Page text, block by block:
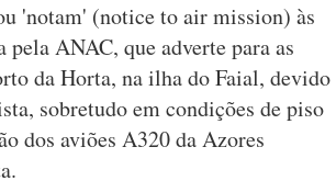
'notam' (notice to air mission) às
pela ANAC, que adverte para as
da Horta, na ilha do Faial, devido
sobretudo em condições de piso
dos aviões A320 da Azores